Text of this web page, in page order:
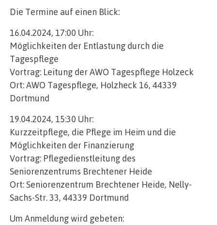
Die Termine auf einen Blick:
16.04.2024, 17:00 Uhr:
Möglichkeiten der Entlastung durch die
Tagespflege
Vortrag: Leitung der AWO Tagespflege Holzeck
Ort: AWO Tagespflege, Holzheck 16, 44339
Dortmund
19.04.2024, 15:30 Uhr:
Kurzzeitpflege, die Pflege im Heim und die
Möglichkeiten der Finanzierung
Vortrag: Pflegedienstleitung des
Seniorenzentrums Brechtener Heide
Ort: Seniorenzentrum Brechtener Heide, Nelly-
Sachs-Str. 33, 44339 Dortmund
Um Anmeldung wird gebeten: